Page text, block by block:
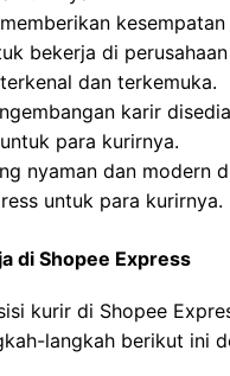
bekerja di
dan terkemuka.
karir
para kurirnya.
nyaman dan modern
untuk para kurirnya.
di Shopee Express
kurir di Shopee
langkah berikut ini